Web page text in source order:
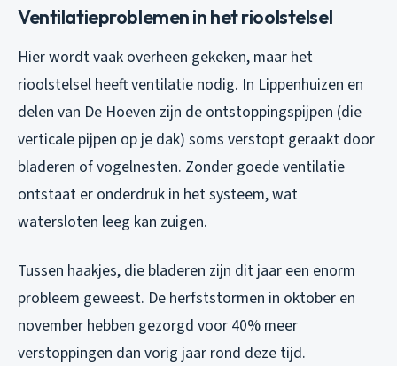
Ventilatieproblemen in het rioolstelsel
Hier wordt vaak overheen gekeken, maar het
rioolstelsel heeft ventilatie nodig. In Lippenhuizen en
delen van De Hoeven zijn de ontstoppingspijpen (die
verticale pijpen op je dak) soms verstopt geraakt door
bladeren of vogelnesten. Zonder goede ventilatie
ontstaat er onderdruk in het systeem, wat
watersloten leeg kan zuigen.
Tussen haakjes, die bladeren zijn dit jaar een enorm
probleem geweest. De herfststormen in oktober en
november hebben gezorgd voor 40% meer
verstoppingen dan vorig jaar rond deze tijd.